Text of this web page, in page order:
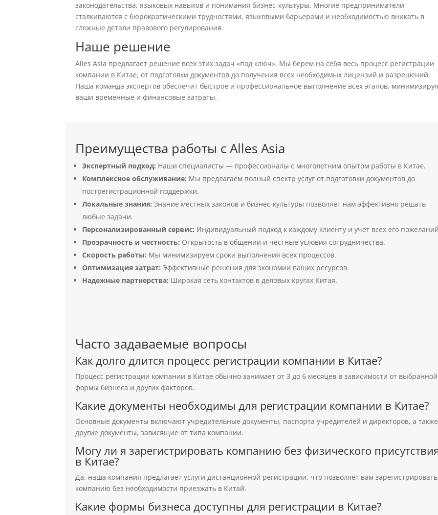
законодательства, языковых навыков и понимания бизнес-культуры. Многие предприниматели
сталкиваются с бюрократическими трудностями, языковыми барьерами и необходимостью вникать в
сложные детали правового регулирования.
Наше решение
Alles Asia предлагает решение всех этих задач «под ключ». Мы берем на себя весь процесс регистрации
компании в Китае, от подготовки документов до получения всех необходимых лицензий и разрешений.
Наша команда экспертов обеспечит быстрое и профессиональное выполнение всех этапов,
ваши временные и финансовые затраты.
Преимущества работы с Alles Asia
Экспертный подход: Наши специалисты — профессионалы с многолетним опытом работы в Китае.
Комплексное обслуживание: Мы предлагаем полный спектр услуг от подготовки документов до
пострегистрационной поддержки.
Локальные знания: Знание местных законов и бизнес-культуры позволяет нам эффективно решать
любые задачи.
Персонализированный сервис: Индивидуальный подход к каждому клиенту и учет всех его
Прозрачность и честность: Открытость в общении и честные условия сотрудничества.
Скорость работы: Мы минимизируем сроки выполнения всех процессов.
Оптимизация затрат: Эффективные решения для экономии ваших ресурсов.
Надежные партнерства: Широкая сеть контактов в деловых кругах Китая.
Часто задаваемые вопросы
Как долго длится процесс регистрации компании в Китае?
Процесс регистрации компании в Китае обычно занимает от 3 до 6 месяцев в зависимости от выбранной
формы бизнеса и других факторов.
Какие документы необходимы для регистрации компании в Китае?
Основные документы включают учредительные документы, паспорта учредителей и директоров, а также
другие документы, зависящие от типа компании.
Могу ли я зарегистрировать компанию без физического
в Китае?
Да, наша компания предлагает услуги дистанционной регистрации, что позволяет вам зарегистрировать
компанию без необходимости приезжать в Китай.
Какие формы бизнеса доступны для регистрации в Китае?